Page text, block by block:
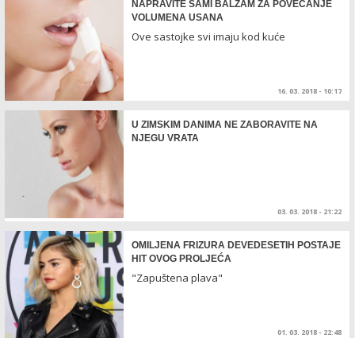
NAPRAVITE SAMI BALZAM ZA POVEĆANJE
VOLUMENA USANA
Ove sastojke svi imaju kod kuće
16. 03. 2018 - 10:17
U ZIMSKIM DANIMA NE ZABORAVITE NA
NJEGU VRATA
03. 03. 2018 - 21:22
OMILJENA FRIZURA DEVEDESETIH POSTAJE
HIT OVOG PROLJEĆA
"Zapuštena plava"
01. 03. 2018 - 22:48